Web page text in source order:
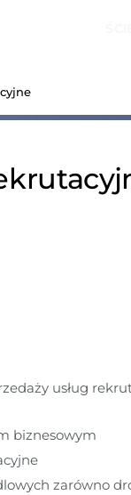
usług
biznesowym
zarówno